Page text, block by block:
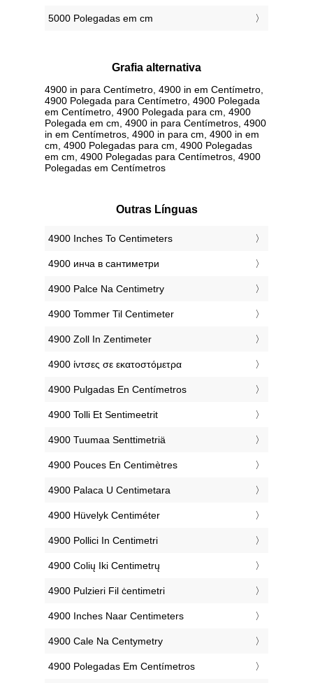
5000 Polegadas em cm
Grafia alternativa
4900 in para Centímetro, 4900 in em Centímetro,
4900 Polegada para Centímetro, 4900 Polegada
em Centímetro, 4900 Polegada para cm, 4900
Polegada em cm, 4900 in para Centímetros, 4900
in em Centímetros, 4900 in para cm, 4900 in em
cm, 4900 Polegadas para cm, 4900 Polegadas
em cm, 4900 Polegadas para Centímetros, 4900
Polegadas em Centímetros
Outras Línguas
‎4900 Inches To Centimeters
‎4900 инча в сантиметри
‎4900 Palce Na Centimetry
‎4900 Tommer Til Centimeter
‎4900 Zoll In Zentimeter
‎4900 ίντσες σε εκατοστόμετρα
‎4900 Pulgadas En Centímetros
‎4900 Tolli Et Sentimeetrit
‎4900 Tuumaa Senttimetriä
‎4900 Pouces En Centimètres
‎4900 Palaca U Centimetara
‎4900 Hüvelyk Centiméter
‎4900 Pollici In Centimetri
‎4900 Colių Iki Centimetrų
‎4900 Pulzieri Fil ċentimetri
‎4900 Inches Naar Centimeters
‎4900 Cale Na Centymetry
‎4900 Polegadas Em Centímetros